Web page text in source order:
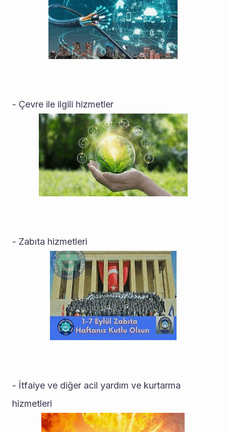
- Çevre ile ilgili hizmetler
- Zabıta hizmetleri
- İtfaiye ve diğer acil yardım ve kurtarma
hizmetleri